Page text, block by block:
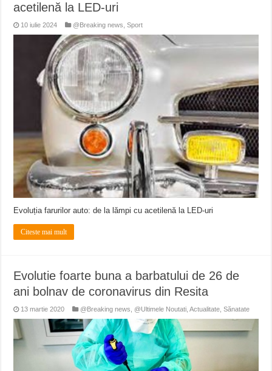
acetilenă la LED-uri
10 iulie 2024 @Breaking news ,Sport
Evoluția farurilor auto: de la lămpi cu acetilenă la LED-uri
Citeste mai mult
Evolutie foarte buna a barbatului de 26 de
ani bolnav de coronavirus din Resita
13 martie 2020 @Breaking news @Ultimele Noutati ,Actualitate ,Sănatate